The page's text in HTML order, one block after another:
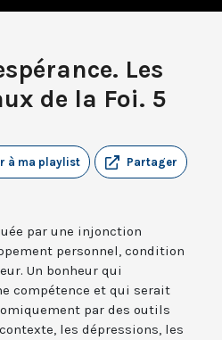
Les
de la Foi. 5
Partager
à ma playlist
par une injonction
personnel, condition
Un bonheur qui
compétence et qui serait
par des outils
les dépressions, les